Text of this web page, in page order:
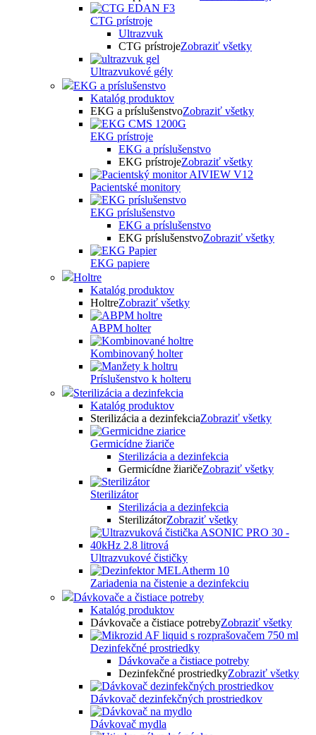
CTG prístroje
Ultrazvuk
CTG prístrojeZobraziť všetky
Ultrazvukové gély
EKG a príslušenstvo
Katalóg produktov
EKG a príslušenstvoZobraziť všetky
EKG prístroje
EKG a príslušenstvo
EKG prístrojeZobraziť všetky
Pacientské monitory
EKG príslušenstvo
EKG a príslušenstvo
EKG príslušenstvoZobraziť všetky
EKG papiere
Holtre
Katalóg produktov
HoltreZobraziť všetky
ABPM holter
Kombinovaný holter
Príslušenstvo k holteru
Sterilizácia a dezinfekcia
Katalóg produktov
Sterilizácia a dezinfekciaZobraziť všetky
Germicídne žiariče
Sterilizácia a dezinfekcia
Germicídne žiaričeZobraziť všetky
Sterilizátor
Sterilizácia a dezinfekcia
SterilizátorZobraziť všetky
Ultrazvukové čističky
Zariadenia na čistenie a dezinfekciu
Dávkovače a čistiace potreby
Katalóg produktov
Dávkovače a čistiace potrebyZobraziť všetky
Dezinfekčné prostriedky
Dávkovače a čistiace potreby
Dezinfekčné prostriedkyZobraziť všetky
Dávkovač dezinfekčných prostriedkov
Dávkovač mydla